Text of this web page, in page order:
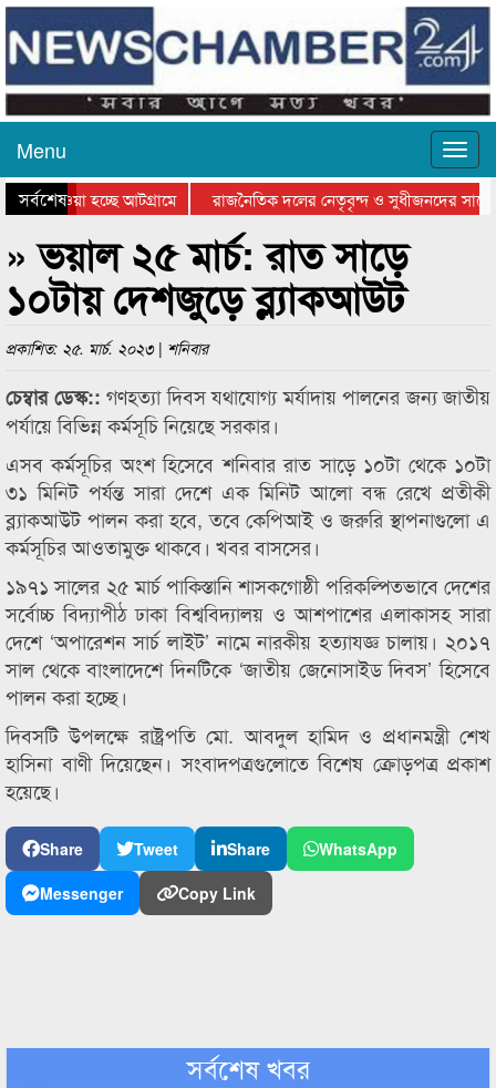
Menu
সর্বশেষ
যাওয়া হচ্ছে আটগ্রামে
রাজনৈতিক দলের নেতৃবৃন্দ ও সুধীজনদের সাথে
সিলেটে বাংলাদেশ গ্রুপ থিয়েটার
» ভয়াল ২৫ মার্চ: রাত সাড়ে
১০টায় দেশজুড়ে ব্ল্যাকআউট
প্রকাশিত: ২৫. মার্চ. ২০২৩ | শনিবার
চেম্বার ডেস্ক:: গণহত্যা দিবস যথাযোগ্য মর্যাদায় পালনের জন্য জাতীয়
পর্যায়ে বিভিন্ন কর্মসূচি নিয়েছে সরকার।
এসব কর্মসূচির অংশ হিসেবে শনিবার রাত সাড়ে ১০টা থেকে ১০টা
৩১ মিনিট পর্যন্ত সারা দেশে এক মিনিট আলো বন্ধ রেখে প্রতীকী
ব্ল্যাকআউট পালন করা হবে, তবে কেপিআই ও জরুরি স্থাপনাগুলো এ
কর্মসূচির আওতামুক্ত থাকবে। খবর বাসসের।
১৯৭১ সালের ২৫ মার্চ পাকিস্তানি শাসকগোষ্ঠী পরিকল্পিতভাবে দেশের
সর্বোচ্চ বিদ্যাপীঠ ঢাকা বিশ্ববিদ্যালয় ও আশপাশের এলাকাসহ সারা
দেশে ‘অপারেশন সার্চ লাইট’ নামে নারকীয় হত্যাযজ্ঞ চালায়। ২০১৭
সাল থেকে বাংলাদেশে দিনটিকে ‘জাতীয় জেনোসাইড দিবস’ হিসেবে
পালন করা হচ্ছে।
দিবসটি উপলক্ষে রাষ্ট্রপতি মো. আবদুল হামিদ ও প্রধানমন্ত্রী শেখ
হাসিনা বাণী দিয়েছেন। সংবাদপত্রগুলোতে বিশেষ ক্রোড়পত্র প্রকাশ
হয়েছে।
Share Tweet Share
WhatsApp
Messenger
Copy Link
সর্বশেষ খবর